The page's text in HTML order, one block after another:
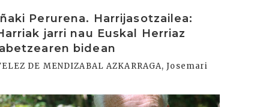
Perurena. Harrijasotzailea:
jarri nau Euskal Herriaz
bidean
DE MENDIZABAL AZKARRAGA, Josemari